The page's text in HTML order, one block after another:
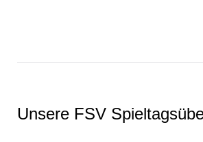
Unsere FSV